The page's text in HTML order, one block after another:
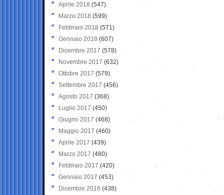
Aprile 2018 (547)
Marzo 2018 (599)
Febbraio 2018 (571)
Gennaio 2018 (607)
Dicembre 2017 (578)
Novembre 2017 (632)
Ottobre 2017 (579)
Settembre 2017 (456)
Agosto 2017 (368)
Luglio 2017 (450)
Giugno 2017 (468)
Maggio 2017 (460)
Aprile 2017 (439)
Marzo 2017 (480)
Febbraio 2017 (420)
Gennaio 2017 (453)
Dicembre 2016 (438)